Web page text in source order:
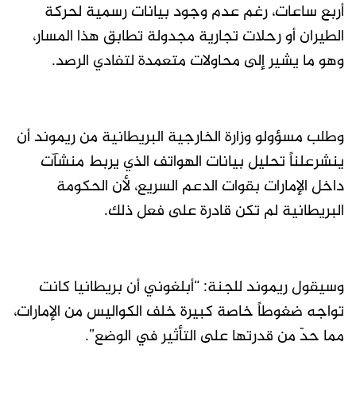
أربع ساعات، رغم عدم وجود بيانات رسمية لحركة
الطيران أو رحلات تجارية مجدولة تطابق هذا المسار،
وهو ما يشير إلى محاولات متعمدة لتفادي الرصد.
وطلب مسؤولو وزارة الخارجية البريطانية من ريموند أن
ينشرعلناً تحليل بيانات الهواتف الذي يربط منشآت
داخل الإمارات بقوات الدعم السريع، لأن الحكومة
البريطانية لم تكن قادرة على فعل ذلك.
وسيقول ريموند للجنة: “أبلغوني أن بريطانيا كانت
تواجه ضغوطاً خاصة كبيرة خلف الكواليس من الإمارات،
مما حدّ من قدرتها على التأثير في الوضع”.